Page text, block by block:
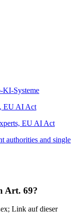
KI-Systeme
EU AI Act
EU AI Act
authorities and single
Art. 69?
Link auf dieser